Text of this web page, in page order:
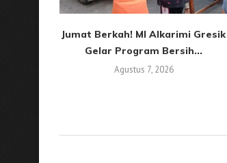
Jumat Berkah! MI Alkarimi Gresik
Gelar Program Bersih...
Agustus 7, 2026